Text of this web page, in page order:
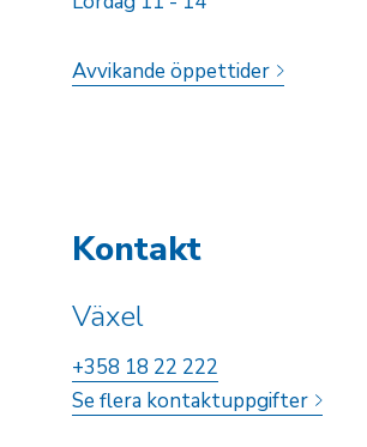
Avvikande öppettider
Kontakt
Växel
+358 18 22 222
Se flera kontaktuppgifter